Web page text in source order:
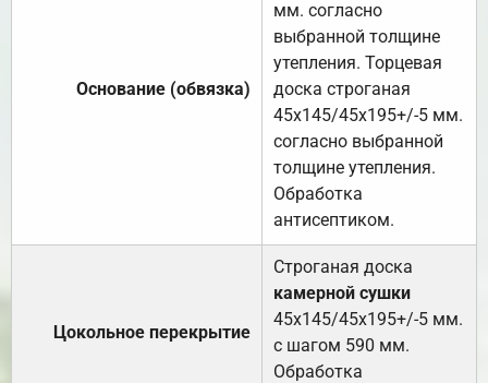
Основание (обвязка)
мм. согласно
выбранной толщине
утепления. Торцевая
доска строганая
45х145/45х195+/-5 мм.
согласно выбранной
толщине утепления.
Обработка
антисептиком.
Цокольное перекрытие
Строганая доска
камерной сушки
45х145/45х195+/-5 мм.
с шагом 590 мм.
Обработка